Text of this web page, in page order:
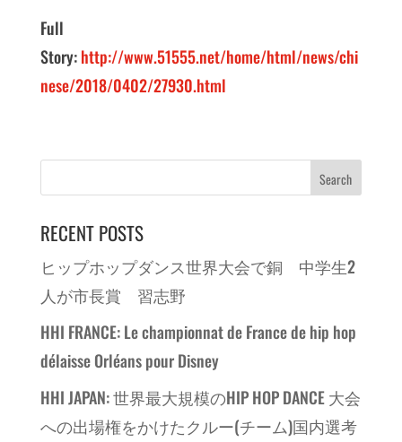
Full
Story:http://www.51555.net/home/html/news/chi
nese/2018/0402/27930.html
RECENT POSTS
ヒップホップダンス世界大会で銅 中学生2
人が市長賞 習志野
HHI FRANCE: Le championnat de France de hip hop
délaisse Orléans pour Disney
HHI JAPAN: 世界最大規模のHIP HOP DANCE 大会
への出場権をかけたクルー(チーム)国内選考